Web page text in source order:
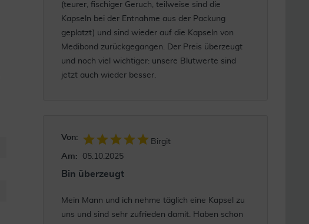
(teurer, fischiger Geruch, teilweise sind die
Kapseln bei der Entnahme aus der Packung
geplatzt) und sind wieder auf die Kapseln von
Medibond zurückgegangen. Der Preis überzeugt
und noch viel wichtiger: unsere Blutwerte sind
jetzt auch wieder besser.
Von:
Birgit
Am:
05.10.2025
Bin überzeugt
Mein Mann und ich nehme täglich eine Kapsel zu
uns und sind sehr zufrieden damit. Haben schon